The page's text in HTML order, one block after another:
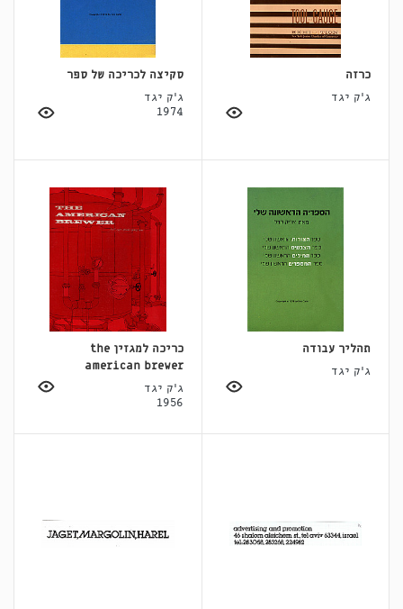
כרזה
ג'ק יגד
סקיצה לכריכה של ספר
ג'ק יגד
1974
תהליך עבודה
ג'ק יגד
כריכה למגזין the
american brewer
ג'ק יגד
1956